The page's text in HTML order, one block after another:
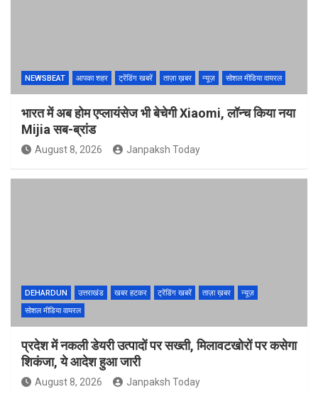
NEWSBEAT आपका शहर ट्रेंडिंग खबरें ताज़ा ख़बर न्यूज़ सोशल मीडिया वायरल
भारत में अब होम एप्लायंसेज भी बेचेगी Xiaomi, लॉन्च किया नया
Mijia सब-ब्रांड
August 8, 2026 Janpaksh Today
DEHARDUN उत्तराखंड खबर हटकर ट्रेंडिंग खबरें ताज़ा ख़बर
न्यूज़
सोशल मीडिया वायरल
प्रदेश में नकली डेयरी उत्पादों पर सख्ती, मिलावटखोरों पर कसेगा
शिकंजा, ये आदेश हुआ जारी
August 8, 2026 Janpaksh Today